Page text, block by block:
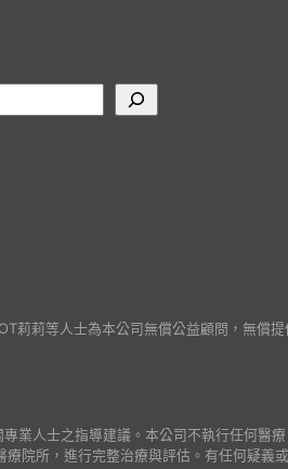
莉莉等人士為本公司無償公益顧問，無償提
業人士之指導建議。本公司不執行任何醫療
院所，進行完整治療與評估。有任何疑義或